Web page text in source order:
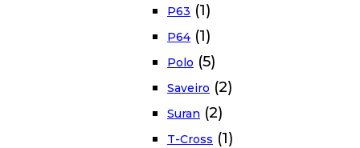
P63 (1)
P64 (1)
Polo (5)
Saveiro (2)
Suran (2)
T-Cross (1)